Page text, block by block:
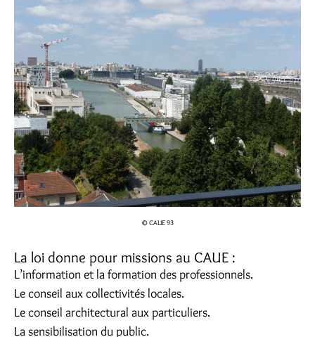
© CAUE 93
La loi donne pour missions au CAUE :
L’information et la formation des professionnels.
Le conseil aux collectivités locales.
Le conseil architectural aux particuliers.
La sensibilisation du public.